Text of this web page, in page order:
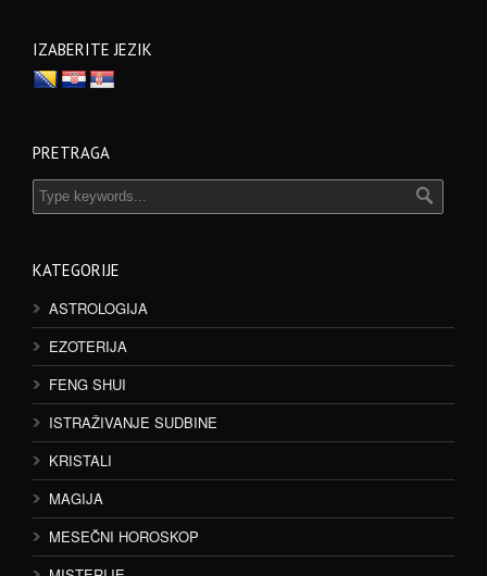
IZABERITE JEZIK
PRETRAGA
KATEGORIJE
ASTROLOGIJA
EZOTERIJA
FENG SHUI
ISTRAŽIVANJE SUDBINE
KRISTALI
MAGIJA
MESEČNI HOROSKOP